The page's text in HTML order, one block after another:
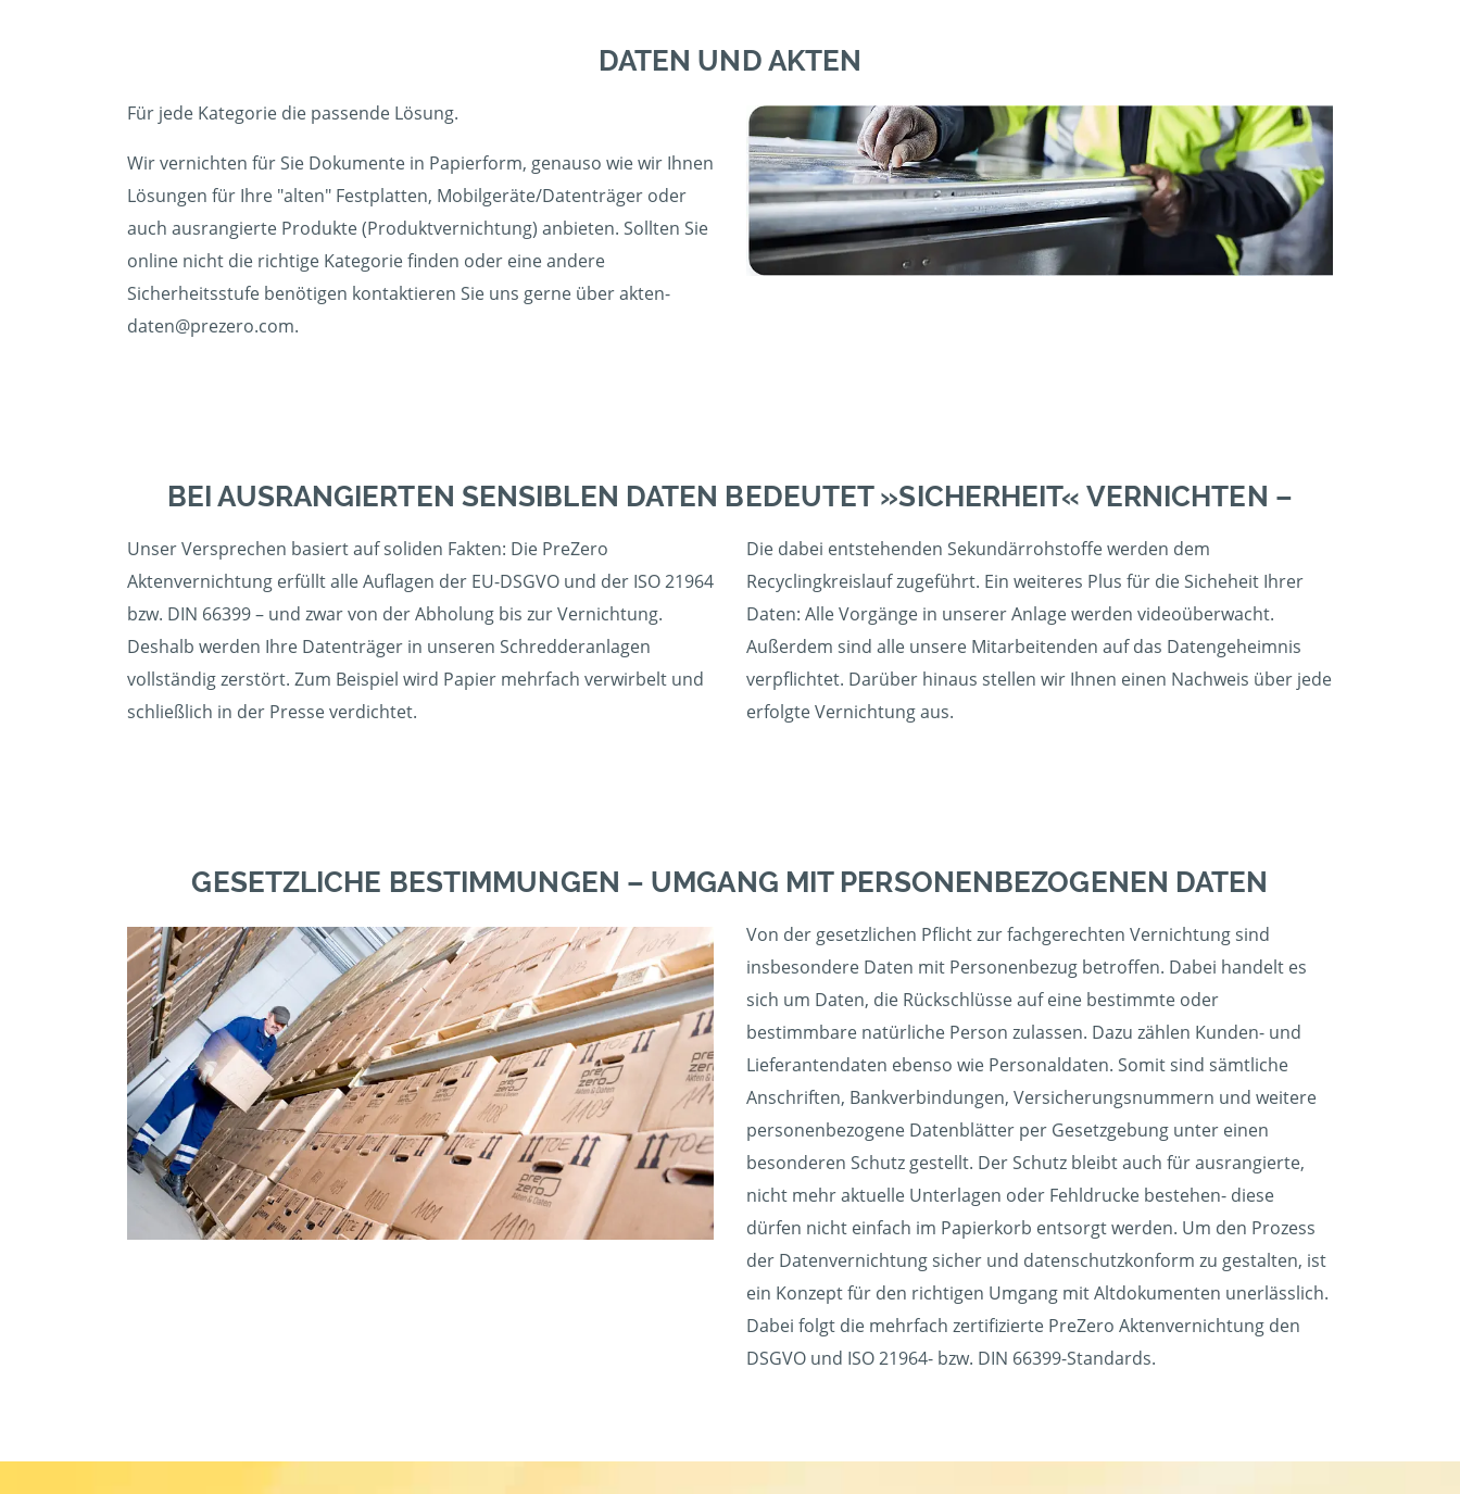
DATEN UND AKTEN
Für jede Kategorie die passende Lösung.
Wir vernichten für Sie Dokumente in Papierform, genauso wie wir Ihnen
Lösungen für Ihre "alten" Festplatten, Mobilgeräte/Datenträger oder
auch ausrangierte Produkte (Produktvernichtung) anbieten. Sollten Sie
online nicht die richtige Kategorie finden oder eine andere
Sicherheitsstufe benötigen kontaktieren Sie uns gerne über akten-
daten@prezero.com.
BEI AUSRANGIERTEN SENSIBLEN DATEN BEDEUTET »SICHERHEIT« VERNICHTEN –
Unser Versprechen basiert auf soliden Fakten: Die PreZero
Aktenvernichtung erfüllt alle Auflagen der EU-DSGVO und der ISO 21964
bzw. DIN 66399 – und zwar von der Abholung bis zur Vernichtung.
Deshalb werden Ihre Datenträger in unseren Schredderanlagen
vollständig zerstört. Zum Beispiel wird Papier mehrfach verwirbelt und
schließlich in der Presse verdichtet.
Die dabei entstehenden Sekundärrohstoffe werden dem
Recyclingkreislauf zugeführt. Ein weiteres Plus für die Sicheheit Ihrer
Daten: Alle Vorgänge in unserer Anlage werden videoüberwacht.
Außerdem sind alle unsere Mitarbeitenden auf das Datengeheimnis
verpflichtet. Darüber hinaus stellen wir Ihnen einen Nachweis über jede
erfolgte Vernichtung aus.
GESETZLICHE BESTIMMUNGEN – UMGANG MIT PERSONENBEZOGENEN DATEN
Von der gesetzlichen Pflicht zur fachgerechten Vernichtung sind
insbesondere Daten mit Personenbezug betroffen. Dabei handelt es
sich um Daten, die Rückschlüsse auf eine bestimmte oder
bestimmbare natürliche Person zulassen. Dazu zählen Kunden- und
Lieferantendaten ebenso wie Personaldaten. Somit sind sämtliche
Anschriften, Bankverbindungen, Versicherungsnummern und weitere
personenbezogene Datenblätter per Gesetzgebung unter einen
besonderen Schutz gestellt. Der Schutz bleibt auch für ausrangierte,
nicht mehr aktuelle Unterlagen oder Fehldrucke bestehen- diese
dürfen nicht einfach im Papierkorb entsorgt werden. Um den Prozess
der Datenvernichtung sicher und datenschutzkonform zu gestalten, ist
ein Konzept für den richtigen Umgang mit Altdokumenten unerlässlich.
Dabei folgt die mehrfach zertifizierte PreZero Aktenvernichtung den
DSGVO und ISO 21964- bzw. DIN 66399-Standards.